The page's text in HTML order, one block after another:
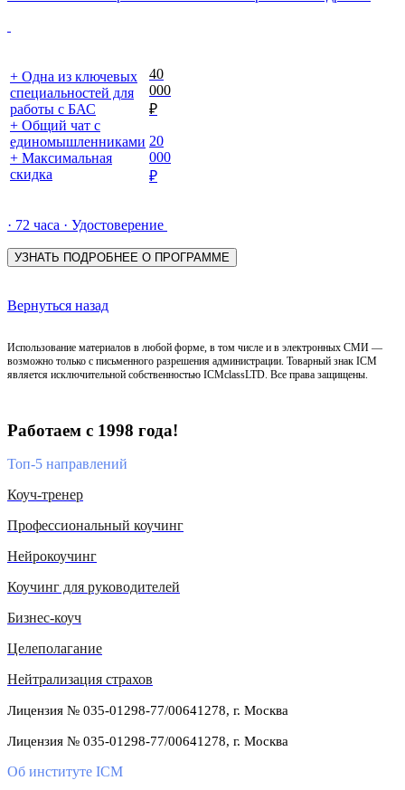
+ Одна из ключевых
специальностей для
работы с БАС
+ Общий чат с
единомышленниками
+ Максимальная
скидка
40
000
₽
20
000
₽
· 72 часа · Удостоверение
УЗНАТЬ ПОДРОБНЕЕ О ПРОГРАММЕ
Вернуться назад
Использование материалов в любой форме, в том числе и в электронных СМИ —
возможно только с письменного разрешения администрации. Товарный знак ICM
является исключительной собственностью ICMclassLTD. Все права защищены.
Работаем с 1998 года!
Топ-5 направлений
Коуч-тренер
Профессиональный коучинг
Нейрокоучинг
Коучинг для руководителей
Бизнес-коуч
Целеполагание
Нейтрализация страхов
Лицензия № 035-01298-77/00641278, г. Москва
Лицензия № 035-01298-77/00641278, г. Москва
Об институте ICM